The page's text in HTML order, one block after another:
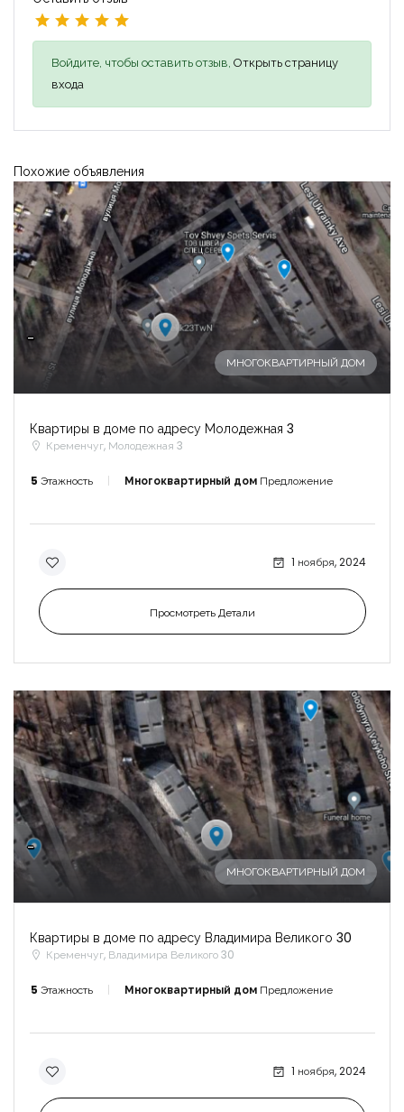
Войдите, чтобы оставить отзыв, Открыть страницу
входа
Похожие объявления
-
МНОГОКВАРТИРНЫЙ ДОМ
Квартиры в доме по адресу Молодежная 3
Кременчуг, Молодежная 3
5 Этажность Многоквартирный дом Предложение
1 ноября, 2024
Просмотреть Детали
-
МНОГОКВАРТИРНЫЙ ДОМ
Квартиры в доме по адресу Владимира Великого 30
Кременчуг, Владимира Великого 30
5 Этажность Многоквартирный дом Предложение
1 ноября, 2024